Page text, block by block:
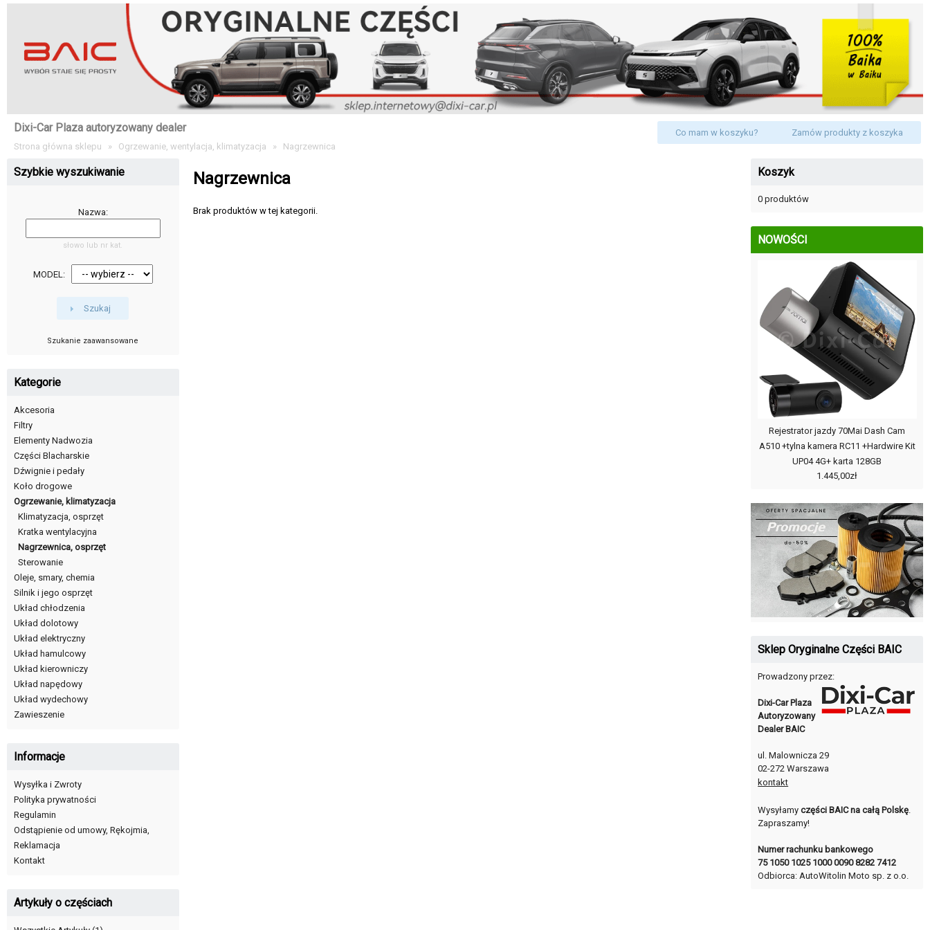
Dixi-Car Plaza autoryzowany dealer
Strona główna sklepu » Ogrzewanie, wentylacja, klimatyzacja » Nagrzewnica
Co mam w koszyku? Zamów produkty z koszyka
Nagrzewnica
Brak produktów w tej kategorii.
Szybkie wyszukiwanie
Nazwa:
słowo lub nr kat.
MODEL:
Szukaj
Szukanie zaawansowane
Kategorie
Akcesoria
Filtry
Elementy Nadwozia
Części Blacharskie
Dźwignie i pedały
Koło drogowe
Ogrzewanie, klimatyzacja
Klimatyzacja, osprzęt
Kratka wentylacyjna
Nagrzewnica, osprzęt
Sterowanie
Oleje, smary, chemia
Silnik i jego osprzęt
Układ chłodzenia
Układ dolotowy
Układ elektryczny
Układ hamulcowy
Układ kierowniczy
Układ napędowy
Układ wydechowy
Zawieszenie
Informacje
Wysyłka i Zwroty
Polityka prywatności
Regulamin
Odstąpienie od umowy, Rękojmia,
Reklamacja
Kontakt
Artykuły o częściach
Koszyk
0 produktów
NOWOŚCI
Rejestrator jazdy 70Mai Dash Cam
A510 +tylna kamera RC11 +Hardwire Kit
UP04 4G+ karta 128GB
1.445,00zł
Sklep Oryginalne Części BAIC
Prowadzony przez:
Dixi-Car Plaza
Autoryzowany
Dealer BAIC
ul. Malownicza 29
02-272 Warszawa
kontakt
Wysyłamyczęści BAIC na całą Polskę.
Zapraszamy!
Numer rachunku bankowego
75 1050 1025 1000 0090 8282 7412
Odbiorca: AutoWitolin Moto sp. z o.o.